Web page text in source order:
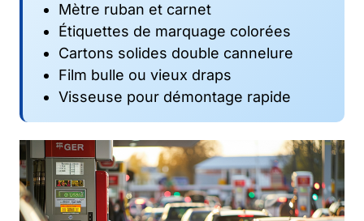
Mètre ruban et carnet
Étiquettes de marquage colorées
Cartons solides double cannelure
Film bulle ou vieux draps
Visseuse pour démontage rapide